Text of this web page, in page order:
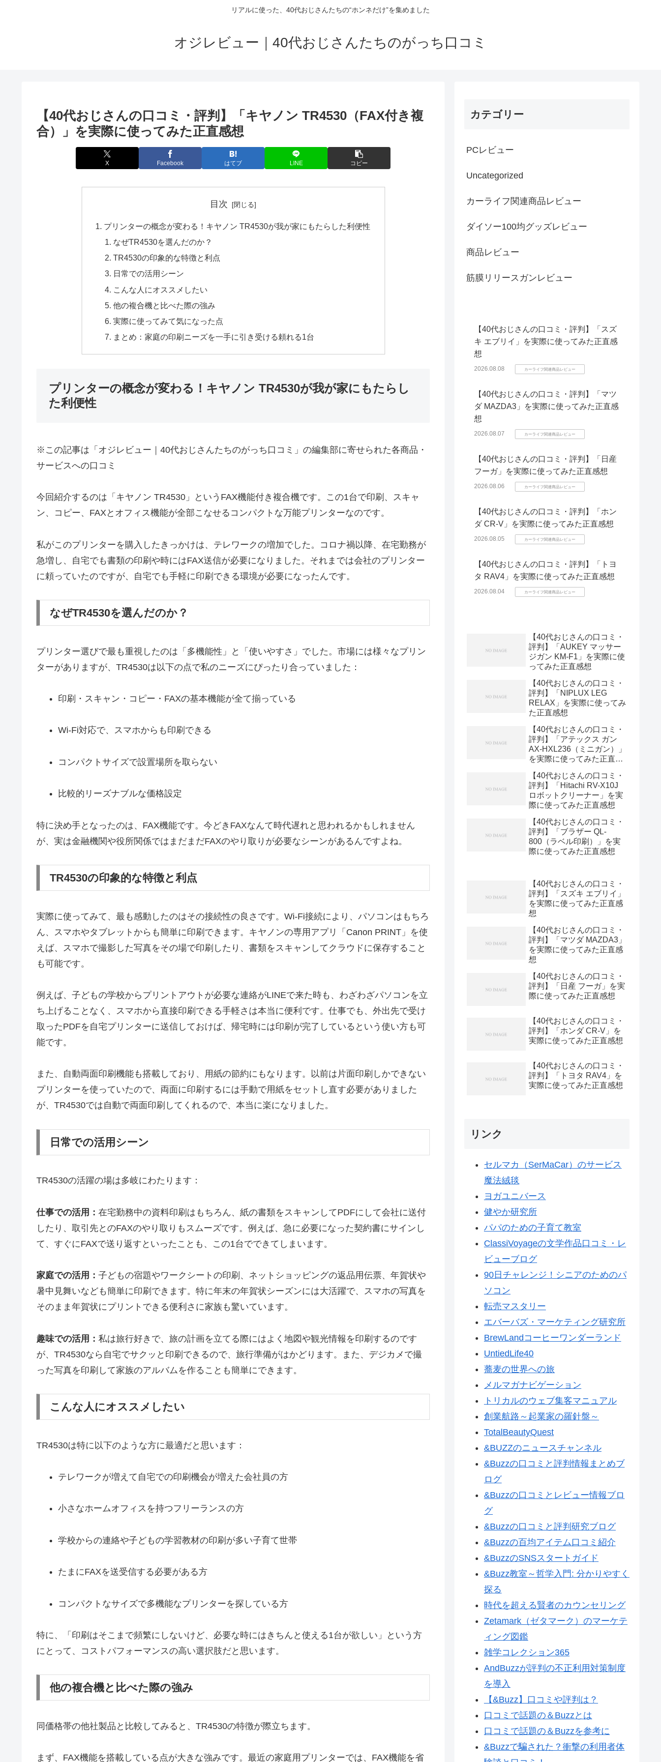
リアルに使った、40代おじさんたちの“ホンネだけ”を集めました
オジレビュー｜40代おじさんたちのがっち口コミ
【40代おじさんの口コミ・評判】「キヤノン TR4530（FAX付き複
合）」を実際に使ってみた正直感想
X Facebook はてブ LINE コピー
目次
プリンターの概念が変わる！キヤノン TR4530が我が家にもたらした利便性
なぜTR4530を選んだのか？
TR4530の印象的な特徴と利点
日常での活用シーン
こんな人にオススメしたい
他の複合機と比べた際の強み
実際に使ってみて気になった点
まとめ：家庭の印刷ニーズを一手に引き受ける頼れる1台
プリンターの概念が変わる！キヤノン TR4530が我が家にもたらし
た利便性
※この記事は「オジレビュー｜40代おじさんたちのがっち口コミ」の編集部に寄せられた各商品・
サービスへの口コミ
今回紹介するのは「キヤノン TR4530」というFAX機能付き複合機です。この1台で印刷、スキャ
ン、コピー、FAXとオフィス機能が全部こなせるコンパクトな万能プリンターなのです。
私がこのプリンターを購入したきっかけは、テレワークの増加でした。コロナ禍以降、在宅勤務が
急増し、自宅でも書類の印刷や時にはFAX送信が必要になりました。それまでは会社のプリンター
に頼っていたのですが、自宅でも手軽に印刷できる環境が必要になったんです。
なぜTR4530を選んだのか？
プリンター選びで最も重視したのは「多機能性」と「使いやすさ」でした。市場には様々なプリン
ターがありますが、TR4530は以下の点で私のニーズにぴったり合っていました：
印刷・スキャン・コピー・FAXの基本機能が全て揃っている
Wi-Fi対応で、スマホからも印刷できる
コンパクトサイズで設置場所を取らない
比較的リーズナブルな価格設定
特に決め手となったのは、FAX機能です。今どきFAXなんて時代遅れと思われるかもしれません
が、実は金融機関や役所関係ではまだまだFAXのやり取りが必要なシーンがあるんですよね。
TR4530の印象的な特徴と利点
実際に使ってみて、最も感動したのはその接続性の良さです。Wi-Fi接続により、パソコンはもちろ
ん、スマホやタブレットからも簡単に印刷できます。キヤノンの専用アプリ「Canon PRINT」を使
えば、スマホで撮影した写真をその場で印刷したり、書類をスキャンしてクラウドに保存すること
も可能です。
例えば、子どもの学校からプリントアウトが必要な連絡がLINEで来た時も、わざわざパソコンを立
ち上げることなく、スマホから直接印刷できる手軽さは本当に便利です。仕事でも、外出先で受け
取ったPDFを自宅プリンターに送信しておけば、帰宅時には印刷が完了しているという使い方も可
能です。
また、自動両面印刷機能も搭載しており、用紙の節約にもなります。以前は片面印刷しかできない
プリンターを使っていたので、両面に印刷するには手動で用紙をセットし直す必要がありました
が、TR4530では自動で両面印刷してくれるので、本当に楽になりました。
日常での活用シーン
TR4530の活躍の場は多岐にわたります：
仕事での活用： 在宅勤務中の資料印刷はもちろん、紙の書類をスキャンしてPDFにして会社に送付
したり、取引先とのFAXのやり取りもスムーズです。例えば、急に必要になった契約書にサインし
て、すぐにFAXで送り返すといったことも、この1台でできてしまいます。
家庭での活用： 子どもの宿題やワークシートの印刷、ネットショッピングの返品用伝票、年賀状や
暑中見舞いなども簡単に印刷できます。特に年末の年賀状シーズンには大活躍で、スマホの写真を
そのまま年賀状にプリントできる便利さに家族も驚いています。
趣味での活用： 私は旅行好きで、旅の計画を立てる際にはよく地図や観光情報を印刷するのです
が、TR4530なら自宅でサクッと印刷できるので、旅行準備がはかどります。また、デジカメで撮
った写真を印刷して家族のアルバムを作ることも簡単にできます。
こんな人にオススメしたい
TR4530は特に以下のような方に最適だと思います：
テレワークが増えて自宅での印刷機会が増えた会社員の方
小さなホームオフィスを持つフリーランスの方
学校からの連絡や子どもの学習教材の印刷が多い子育て世帯
たまにFAXを送受信する必要がある方
コンパクトなサイズで多機能なプリンターを探している方
特に、「印刷はそこまで頻繁にしないけど、必要な時にはきちんと使える1台が欲しい」という方
にとって、コストパフォーマンスの高い選択肢だと思います。
他の複合機と比べた際の強み
同価格帯の他社製品と比較してみると、TR4530の特徴が際立ちます。
まず、FAX機能を搭載している点が大きな強みです。最近の家庭用プリンターでは、FAX機能を省
カテゴリー
PCレビュー
Uncategorized
カーライフ関連商品レビュー
ダイソー100均グッズレビュー
商品レビュー
筋膜リリースガンレビュー
【40代おじさんの口コミ・評判】「スズ
キ エブリイ」を実際に使ってみた正直感
想
2026.08.08 カーライフ関連商品レビュー
【40代おじさんの口コミ・評判】「マツ
ダ MAZDA3」を実際に使ってみた正直感
想
2026.08.07 カーライフ関連商品レビュー
【40代おじさんの口コミ・評判】「日産
フーガ」を実際に使ってみた正直感想
2026.08.06 カーライフ関連商品レビュー
【40代おじさんの口コミ・評判】「ホン
ダ CR-V」を実際に使ってみた正直感想
2026.08.05 カーライフ関連商品レビュー
【40代おじさんの口コミ・評判】「トヨ
タ RAV4」を実際に使ってみた正直感想
2026.08.04 カーライフ関連商品レビュー
【40代おじさんの口コミ・
評判】「AUKEY マッサー
ジガン KM-F1」を実際に使
ってみた正直感想
【40代おじさんの口コミ・
評判】「NIPLUX LEG
RELAX」を実際に使ってみ
た正直感想
【40代おじさんの口コミ・
評判】「アテックス ガン
AX-HXL236（ミニガン）」
を実際に使ってみた正直感
【40代おじさんの口コミ・
評判】「Hitachi RV-X10J
ロボットクリーナー」を実
際に使ってみた正直感想
【40代おじさんの口コミ・
評判】「ブラザー QL-
800（ラベル印刷）」を実
際に使ってみた正直感想
【40代おじさんの口コミ・
評判】「スズキ エブリイ」
を実際に使ってみた正直感
想
【40代おじさんの口コミ・
評判】「マツダ MAZDA3」
を実際に使ってみた正直感
想
【40代おじさんの口コミ・
評判】「日産 フーガ」を実
際に使ってみた正直感想
【40代おじさんの口コミ・
評判】「ホンダ CR-V」を
実際に使ってみた正直感想
【40代おじさんの口コミ・
評判】「トヨタ RAV4」を
実際に使ってみた正直感想
リンク
セルマカ（SerMaCar）のサービス
魔法絨毯
ヨガユニバース
健やか研究所
パパのための子育て教室
ClassiVoyageの文学作品口コミ・レ
ビューブログ
90日チャレンジ！シニアのためのパ
ソコン
転売マスタリー
エバーバズ・マーケティング研究所
BrewLandコーヒーワンダーランド
UntiedLife40
蕎麦の世界への旅
メルマガナビゲーション
トリカルのウェブ集客マニュアル
創業航路～起業家の羅針盤～
TotalBeautyQuest
&BUZZのニュースチャンネル
&Buzzの口コミと評判情報まとめブ
ログ
&Buzzの口コミとレビュー情報ブロ
グ
&Buzzの口コミと評判研究ブログ
&Buzzの百均アイテム口コミ紹介
&BuzzのSNSスタートガイド
&Buzz教室～哲学入門: 分かりやすく
探る
時代を超える賢者のカウンセリング
Zetamark（ゼタマーク）のマーケテ
ィング図鑑
雑学コレクション365
AndBuzzが評判の不正利用対策制度
を導入
【&Buzz】口コミや評判は？
口コミで話題の＆Buzzとは
口コミで話題の＆Buzzを参考に
&Buzzで騙された？衝撃の利用者体